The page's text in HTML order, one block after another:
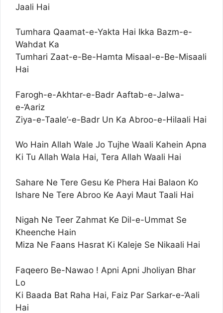
Jaali Hai
Tumhara Qaamat-e-Yakta Hai Ikka Bazm-e-
Wahdat Ka
Tumhari Zaat-e-Be-Hamta Misaal-e-Be-Misaali
Hai
Farogh-e-Akhtar-e-Badr Aaftab-e-Jalwa-
e-‘Aariz
Ziya-e-Taale’-e-Badr Un Ka Abroo-e-Hilaali Hai
Wo Hain Allah Wale Jo Tujhe Waali Kahein Apna
Ki Tu Allah Wala Hai, Tera Allah Waali Hai
Sahare Ne Tere Gesu Ke Phera Hai Balaon Ko
Ishare Ne Tere Abroo Ke Aayi Maut Taali Hai
Nigah Ne Teer Zahmat Ke Dil-e-Ummat Se
Kheenche Hain
Miza Ne Faans Hasrat Ki Kaleje Se Nikaali Hai
Faqeero Be-Nawao ! Apni Apni Jholiyan Bhar
Lo
Ki Baada Bat Raha Hai, Faiz Par Sarkar-e-‘Aali
Hai